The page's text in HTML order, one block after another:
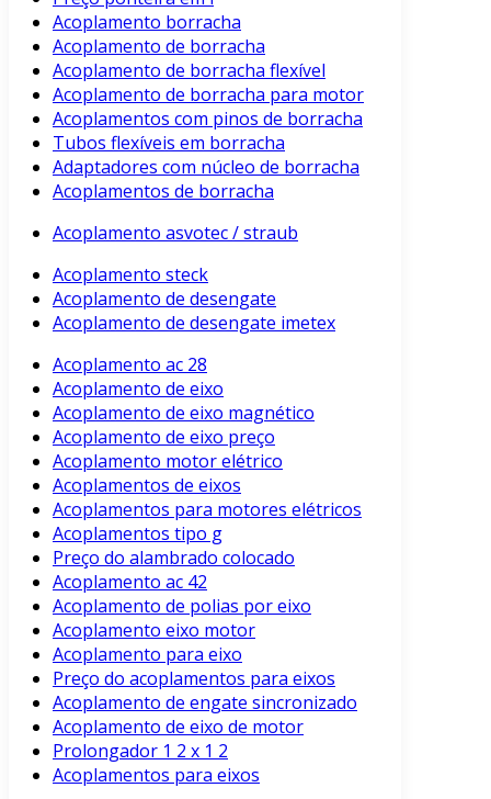
Acoplamento borracha
Acoplamento de borracha
Acoplamento de borracha flexível
Acoplamento de borracha para motor
Acoplamentos com pinos de borracha
Tubos flexíveis em borracha
Adaptadores com núcleo de borracha
Acoplamentos de borracha
Acoplamento asvotec / straub
Acoplamento steck
Acoplamento de desengate
Acoplamento de desengate imetex
Acoplamento ac 28
Acoplamento de eixo
Acoplamento de eixo magnético
Acoplamento de eixo preço
Acoplamento motor elétrico
Acoplamentos de eixos
Acoplamentos para motores elétricos
Acoplamentos tipo g
Preço do alambrado colocado
Acoplamento ac 42
Acoplamento de polias por eixo
Acoplamento eixo motor
Acoplamento para eixo
Preço do acoplamentos para eixos
Acoplamento de engate sincronizado
Acoplamento de eixo de motor
Prolongador 1 2 x 1 2
Acoplamentos para eixos